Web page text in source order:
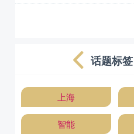
话题标签
上海
智能